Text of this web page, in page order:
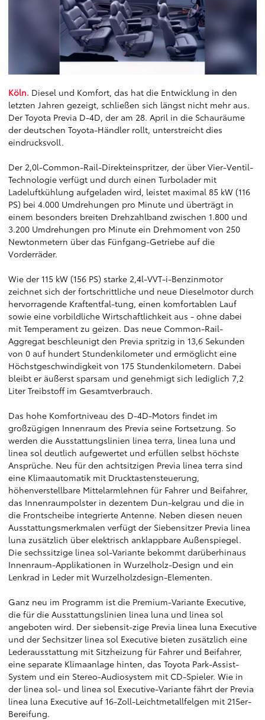
Köln. Diesel und Komfort, das hat die Entwicklung in den
letzten Jahren gezeigt, schließen sich längst nicht mehr aus.
Der Toyota Previa D-4D, der am 28. April in die Schauräume
der deutschen Toyota-Händler rollt, unterstreicht dies
eindrucksvoll.
Der 2,0l-Common-Rail-Direkteinspritzer, der über Vier-Ventil-
Technologie verfügt und durch einen Turbolader mit
Ladeluftkühlung aufgeladen wird, leistet maximal 85 kW (116
PS) bei 4.000 Umdrehungen pro Minute und überträgt in
einem besonders breiten Drehzahlband zwischen 1.800 und
3.200 Umdrehungen pro Minute ein Drehmoment von 250
Newtonmetern über das Fünfgang-Getriebe auf die
Vorderräder.
Wie der 115 kW (156 PS) starke 2,4l-VVT-i-Benzinmotor
zeichnet sich der fortschrittliche und neue Dieselmotor durch
hervorragende Kraftentfal-tung, einen komfortablen Lauf
sowie eine vorbildliche Wirtschaftlichkeit aus - ohne dabei
mit Temperament zu geizen. Das neue Common-Rail-
Aggregat beschleunigt den Previa spritzig in 13,6 Sekunden
von 0 auf hundert Stundenkilometer und ermöglicht eine
Höchstgeschwindigkeit von 175 Stundenkilometern. Dabei
bleibt er äußerst sparsam und genehmigt sich lediglich 7,2
Liter Treibstoff im Gesamtverbrauch.
Das hohe Komfortniveau des D-4D-Motors findet im
großzügigen Innenraum des Previa seine Fortsetzung. So
werden die Ausstattungslinien linea terra, linea luna und
linea sol deutlich aufgewertet und erfüllen selbst höchste
Ansprüche. Neu für den achtsitzigen Previa linea terra sind
eine Klimaautomatik mit Drucktastensteuerung,
höhenverstellbare Mittelarmlehnen für Fahrer und Beifahrer,
das Innenraumpolster in dezentem Dun-kelgrau und die in
die Frontscheibe integrierte Antenne. Neben diesen neuen
Ausstattungsmerkmalen verfügt der Siebensitzer Previa linea
luna zusätzlich über elektrisch anklappbare Außenspiegel.
Die sechssitzige linea sol-Variante bekommt darüberhinaus
Innenraum-Applikationen in Wurzelholz-Design und ein
Lenkrad in Leder mit Wurzelholzdesign-Elementen.
Ganz neu im Programm ist die Premium-Variante Executive,
die für die Ausstattungslinien linea luna und linea sol
angeboten wird. Der siebensit-zige Previa linea luna Executive
und der Sechsitzer linea sol Executive bieten zusätzlich eine
Lederausstattung mit Sitzheizung für Fahrer und Beifahrer,
eine separate Klimaanlage hinten, das Toyota Park-Assist-
System und ein Stereo-Audiosystem mit CD-Spieler. Wie in
der linea sol- und linea sol Executive-Variante fährt der Previa
linea luna Executive auf 16-Zoll-Leichtmetallfelgen mit 215er-
Bereifung.